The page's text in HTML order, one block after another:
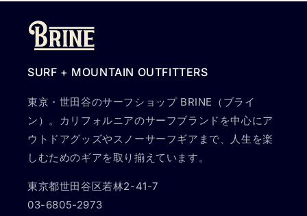
SURF + MOUNTAIN OUTFITTERS
東京・世田谷のサーフショップ BRINE（ブライ
ン）。カリフォルニアのサーフブランドを中心にア
ウトドアグッズやスノーサーフギアまで、人生を楽
しむためのギアを取り揃えています。
東京都世田谷区若林2-41-7
03-6805-2973